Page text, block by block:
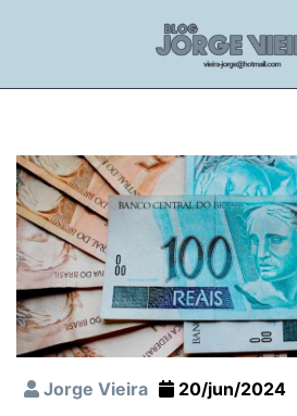
Jorge Vieira 20/jun/2024